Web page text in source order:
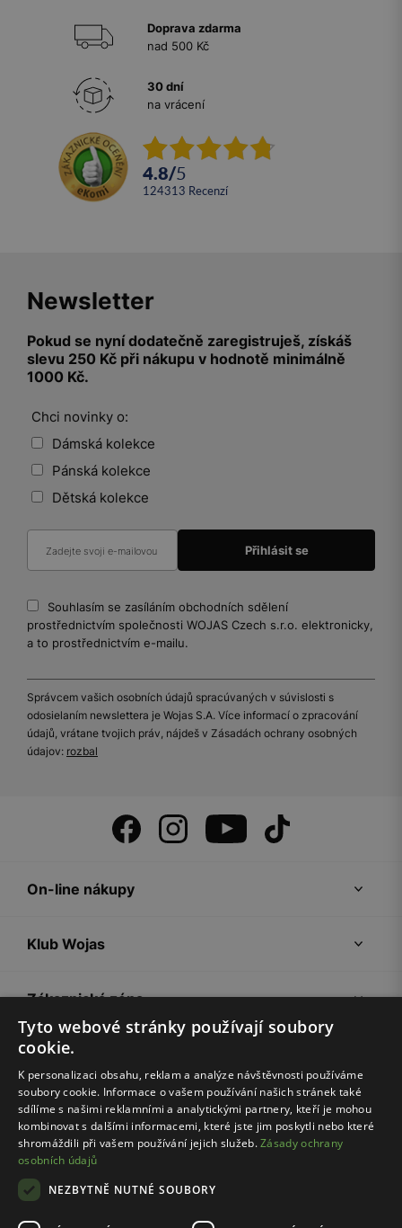
Doprava zdarma
nad 500 Kč
30 dní
na vrácení
4.8/5
124313 recenzí
Newsletter
Pokud se nyní dodatečně zaregistruješ, získáš
slevu 250 Kč při nákupu v hodnotě minimálně
1000 Kč.
Chci novinky o:
Dámská kolekce
Pánská kolekce
Dětská kolekce
Souhlasím se zasíláním obchodních sdělení
prostřednictvím společnosti WOJAS Czech s.r.o. elektronicky,
a to prostřednictvím e-mailu.
Správcem vašich osobních údajů spracúvaných v súvislosti s
odosielaním newslettera je Wojas S.A. Více informací o zpracování
údajů, vrátane tvojich práv, nájdeš v Zásadách ochrany osobných
údajov: rozbal
On-line nákupy
Klub Wojas
Zákaznická zóna
Společnost Wojas
Rady
Tyto webové stránky používají soubory
cookie.
K personalizaci obsahu, reklam a analýze návštěvnosti používáme
soubory cookie. Informace o vašem používání našich stránek také
sdílíme s našimi reklamními a analytickými partnery, kteří je mohou
kombinovat s dalšími informacemi, které jste jim poskytli nebo které
shromáždili při vašem používání jejich služeb.Zásady ochrany
osobních údajů
NEZBYTNĚ NUTNÉ SOUBORY